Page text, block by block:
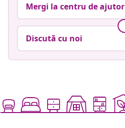
Mergi la centru de ajutor
Discută cu noi